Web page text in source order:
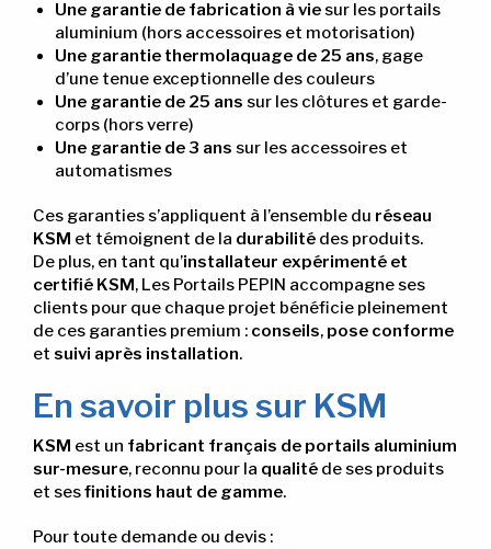
Une garantie de fabrication à viesur les portails
aluminium (hors accessoires et motorisation)
Une garantie thermolaquage de 25 ans, gage
d’une tenue exceptionnelle des couleurs
Une garantie de 25 ans sur les clôtures et garde-
corps (hors verre)
Une garantie de 3 ans sur les accessoires et
automatismes
Ces garanties s’appliquent à l’ensemble du réseau
KSM et témoignent de la durabilité des produits.
De plus, en tant qu’installateur expérimenté et
certifié KSM, Les Portails PEPIN accompagne ses
clients pour que chaque projet bénéficie pleinement
de ces garanties premium : conseils, pose conforme
et suivi après installation.
En savoir plus sur KSM
KSM est un fabricant français de portails aluminium
sur-mesure, reconnu pour la qualité de ses produits
et sesfinitions haut de gamme.
Pour toute demande ou devis :